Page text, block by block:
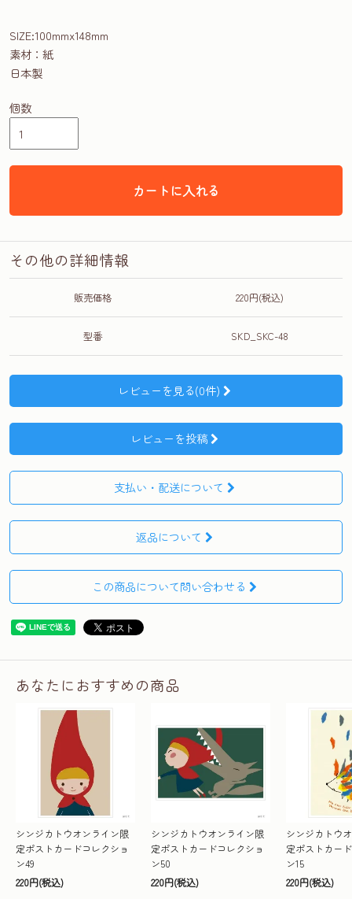
SIZE:100mmx148mm
素材：紙
日本製
個数
カートに入れる
その他の詳細情報
販売価格 220円(税込)
型番 SKD_SKC-48
レビューを見る(0件)
レビューを投稿
支払い・配送について
返品について
この商品について問い合わせる
あなたにおすすめの商品
シンジカトウオンライン限
定ポストカードコレクショ
ン49
220円(税込)
シンジカトウオンライン限
定ポストカードコレクショ
ン50
220円(税込)
シンジカトウ
定ポストカー
ン15
220円(税込)